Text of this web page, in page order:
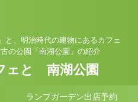
と、明治時代の建物にあるカフェ
の公園「南湖公園」の紹介
と 南湖公園
ランプガーデン出店予約